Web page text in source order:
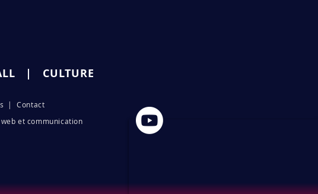
Ramzan Jembiev claque
un gros KO pour ses
débuts au KSW (Vidéo)
| CULTURE
|Contact
et communication